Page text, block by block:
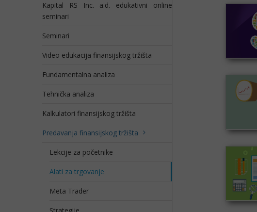
Kapital RS Inc. a.d. edukativni online
seminari
Seminari
Video edukacija finansijskog tržišta
Fundamentalna analiza
Tehnička analiza
Kalkulatori finansijskog tržišta
Predavanja finansijskog tržišta
Lekcije za početnike
Alati za trgovanje
Meta Trader